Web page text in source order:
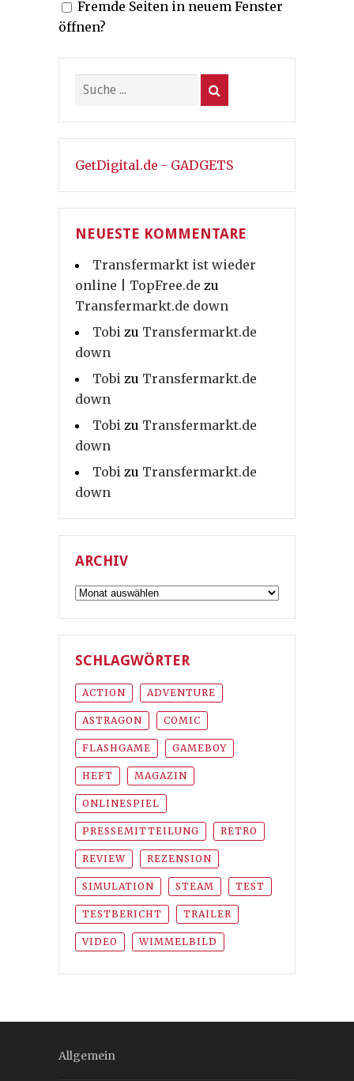
Fremde Seiten in neuem Fenster
öffnen?
GetDigital.de - GADGETS
NEUESTE KOMMENTARE
Transfermarkt ist wieder
online | TopFree.de zu
Transfermarkt.de down
Tobi zu Transfermarkt.de
down
Tobi zu Transfermarkt.de
down
Tobi zu Transfermarkt.de
down
Tobi zu Transfermarkt.de
down
ARCHIV
Archiv
SCHLAGWÖRTER
ACTION ADVENTURE
ASTRAGON COMIC
FLASHGAME GAMEBOY
HEFT MAGAZIN
ONLINESPIEL
PRESSEMITTEILUNG RETRO
REVIEW REZENSION
SIMULATION STEAM TEST
TESTBERICHT TRAILER
VIDEO WIMMELBILD
Allgemein